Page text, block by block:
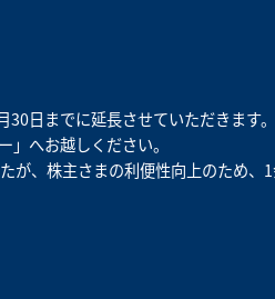
日までに延長させていただきます。
へお越しください。
が、株主さまの利便性向上のため、